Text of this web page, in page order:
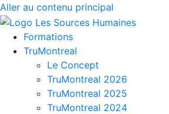
Aller au contenu principal
Formations
TruMontreal
Le Concept
TruMontreal 2026
TruMontreal 2025
TruMontreal 2024